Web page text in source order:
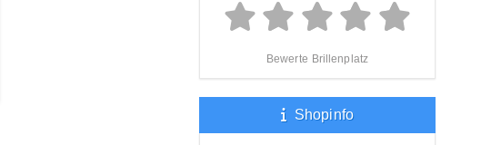
Bewerte Brillenplatz
Shopinfo